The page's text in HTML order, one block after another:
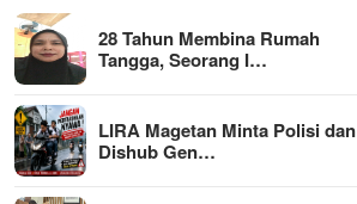
28 Tahun Membina Rumah
Tangga, Seorang I…
LIRA Magetan Minta Polisi dan
Dishub Gen…